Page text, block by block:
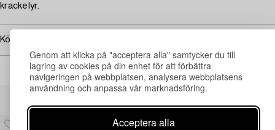
Genom att klicka på "acceptera alla" samtycker du till
lagring av cookies på din enhet för att förbättra
navigeringen på webbplatsen, analysera webbplatsens
användning och anpassa vår marknadsföring.
Acceptera alla
krackelyr.
Köpinformation
Andra har även tittat på